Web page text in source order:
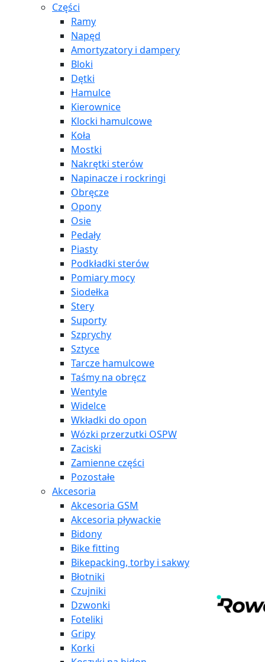
Części
Ramy
Napęd
Amortyzatory i dampery
Bloki
Dętki
Hamulce
Kierownice
Klocki hamulcowe
Koła
Mostki
Nakrętki sterów
Napinacze i rockringi
Obręcze
Opony
Osie
Pedały
Piasty
Podkładki sterów
Pomiary mocy
Siodełka
Stery
Suporty
Szprychy
Sztyce
Tarcze hamulcowe
Taśmy na obręcz
Wentyle
Widelce
Wkładki do opon
Wózki przerzutki OSPW
Zaciski
Zamienne części
Pozostałe
Akcesoria
Akcesoria GSM
Akcesoria pływackie
Bidony
Bike fitting
Bikepacking, torby i sakwy
Błotniki
Czujniki
Dzwonki
Foteliki
Gripy
Korki